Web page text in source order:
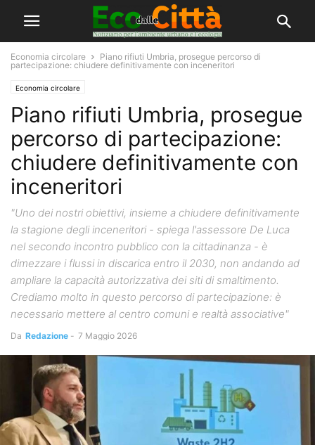
Economia circolare
Piano rifiuti Umbria, prosegue percorso di
partecipazione: chiudere definitivamente con inceneritori
Economia circolare
Piano rifiuti Umbria, prosegue
percorso di partecipazione:
chiudere definitivamente con
inceneritori
"Uno dei nostri obiettivi, insieme a chiudere definitivamente
la stagione degli inceneritori - spiega l'assessore De Luca
nel secondo incontro pubblico con la cittadinanza - è
dimezzare i flussi in discarica entro il 2030, non andando ad
ampliare la capacità autorizzativa dei siti di smaltimento.
Crediamo molto in questo percorso di partecipazione: è
necessario mettere al centro comuni e realtà associative"
Da Redazione - 7 Maggio 2026